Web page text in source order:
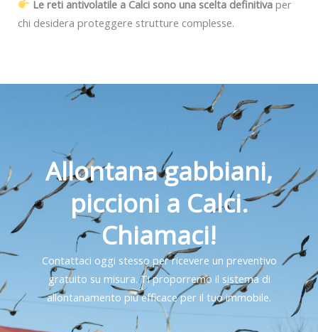
Le reti antivolatile a Calci sono una scelta definitivaper
chi desidera proteggere strutture complesse.
Allontana gabbiani,
piccioni a Calci.
Chiamaci!
Contattaci oggi stesso per ricevere un preventivo
gratuito su misura. Ti proporremo il sistema di
allontanamento più efficace per il tuo immobile.